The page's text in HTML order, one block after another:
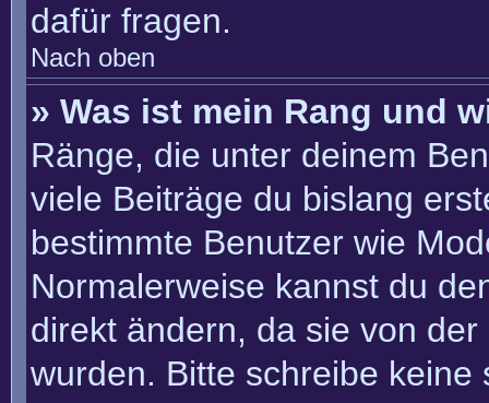
dafür fragen.
Nach oben
» Was ist mein Rang und
Ränge, die unter deinem
viele Beiträge du bislang
bestimmte Benutzer wie
Normalerweise kannst du
direkt ändern, da sie von
wurden. Bitte schreibe